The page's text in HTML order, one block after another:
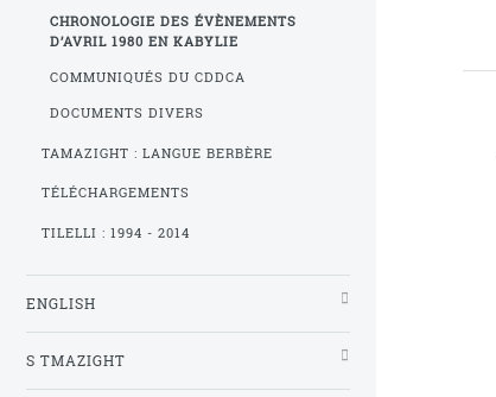
CHRONOLOGIE DES ÉVÈNEMENTS
D’AVRIL 1980 EN KABYLIE
COMMUNIQUÉS DU CDDCA
DOCUMENTS DIVERS
TAMAZIGHT : LANGUE BERBÈRE
TÉLÉCHARGEMENTS
TILELLI : 1994 - 2014
ENGLISH
S TMAZIGHT